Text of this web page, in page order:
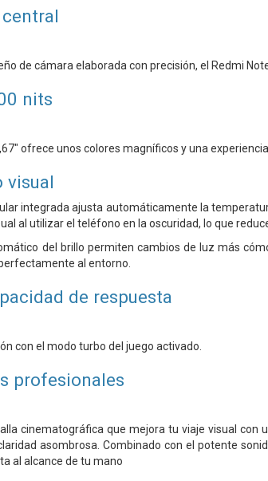
de cámara elaborada con precisión, el Redmi
nits
ofrece unos colores magníficos y una
visual
integrada ajusta automáticamente la
al utilizar el teléfono en la oscuridad, lo que
del brillo permiten cambios de luz más
al entorno.
de respuesta
con el modo turbo del juego activado.
profesionales
cinematográfica que mejora tu viaje visual con
asombrosa. Combinado con el potente
al alcance de tu mano